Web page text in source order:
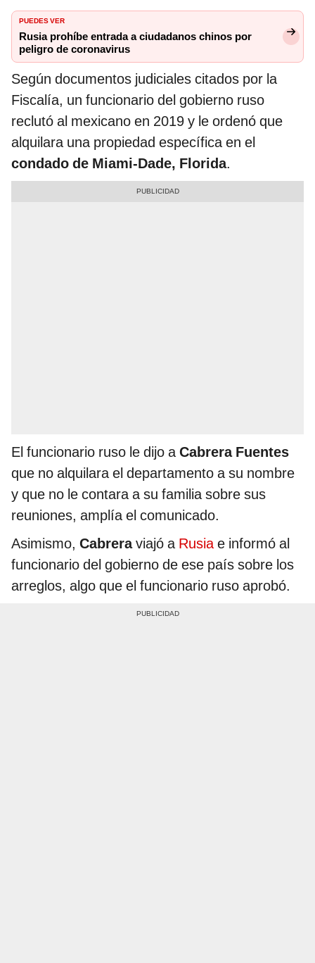
PUEDES VER
Rusia prohíbe entrada a ciudadanos chinos por
peligro de coronavirus
Según documentos judiciales citados por la
Fiscalía, un funcionario del gobierno ruso
reclutó al mexicano en 2019 y le ordenó que
alquilara una propiedad específica en el
condado de Miami-Dade, Florida.
El funcionario ruso le dijo aCabrera Fuentes
que no alquilara el departamento a su nombre
y que no le contara a su familia sobre sus
reuniones, amplía el comunicado.
Asimismo, Cabreraviajó aRusiae informó al
funcionario del gobierno de ese país sobre los
arreglos, algo que el funcionario ruso aprobó.